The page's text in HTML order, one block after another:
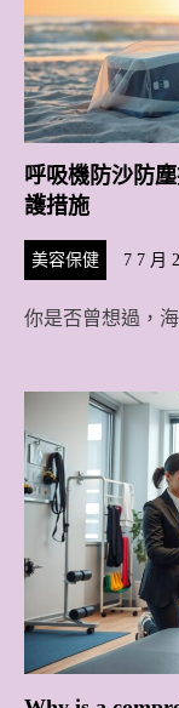
呼吸機防沙防
護措施
美容保健 7 7 月
你是否曾想過，